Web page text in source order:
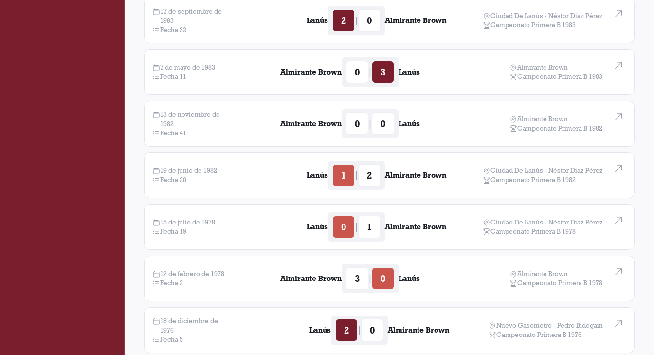
17 de septiembre de
1983
Fecha 32
Lanús 2 0 Almirante Brown
Ciudad De Lanús - Néstor Diaz Pérez
Campeonato Primera B 1983
7 de mayo de 1983
Fecha 11
Almirante Brown 0 3 Lanús
Almirante Brown
Campeonato Primera B 1983
13 de noviembre de
1982
Fecha 41
Almirante Brown 0 0 Lanús
Almirante Brown
Campeonato Primera B 1982
19 de junio de 1982
Fecha 20
Lanús 1 2 Almirante Brown
Ciudad De Lanús - Néstor Diaz Pérez
Campeonato Primera B 1982
15 de julio de 1978
Fecha 19
Lanús 0 1 Almirante Brown
Ciudad De Lanús - Néstor Diaz Pérez
Campeonato Primera B 1978
12 de febrero de 1978
Fecha 2
Almirante Brown 3 0 Lanús
Almirante Brown
Campeonato Primera B 1978
18 de diciembre de
1976
Fecha 5
Lanús 2 0 Almirante Brown
Nuevo Gasometro - Pedro Bidegain
Campeonato Primera B 1976